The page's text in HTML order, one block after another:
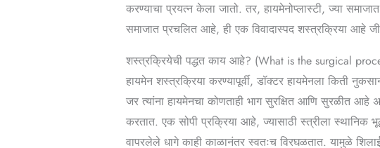
करण्याचा प्रयत्न केला जातो. तर, हायमेनोप्लास्टी, ज्या
समाजात प्रचलित आहे, ही एक विवादास्पद शस्त्रक्रिया आहे
शस्त्रक्रियेची पद्धत काय आहे? (What is the surgical
हायमेन शस्त्रक्रिया करण्यापूर्वी, डॉक्टर हायमेनला किती
जर त्यांना हायमेनचा कोणताही भाग सुरक्षित आणि सुरळीत
करतात. एक सोपी प्रक्रिया आहे, ज्यासाठी स्त्रीला
वापरलेले धागे काही काळानंतर स्वतःच विरघळतात. यामुळे